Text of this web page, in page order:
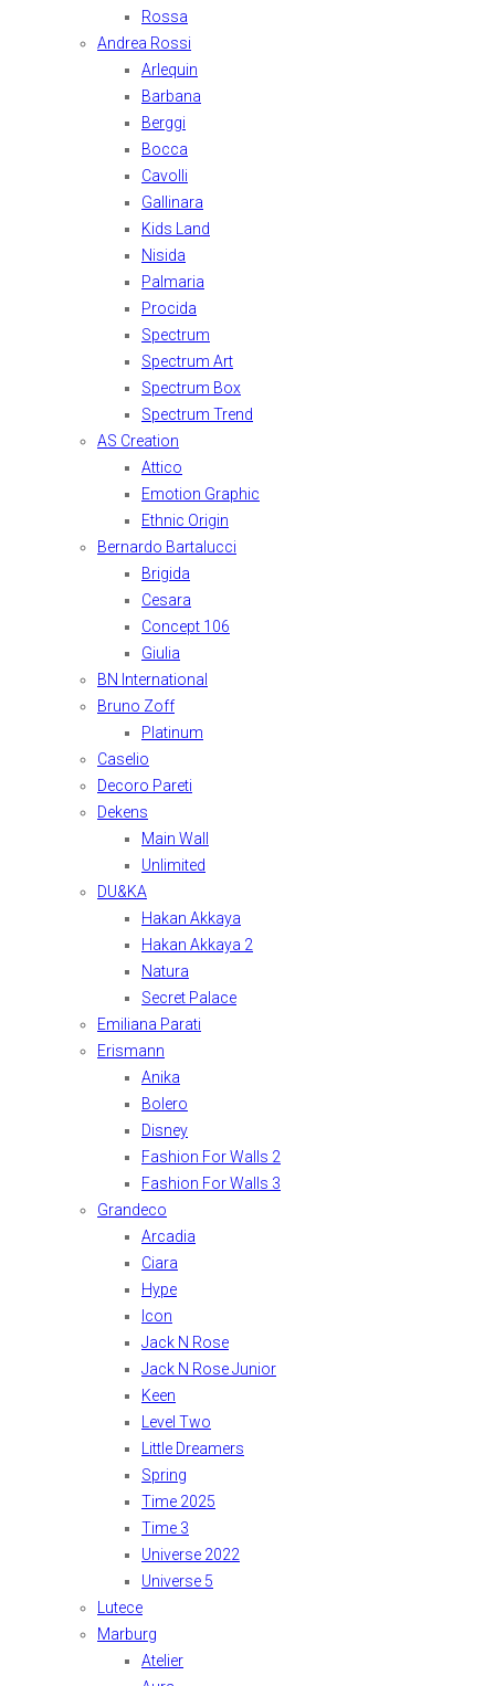
Rossa
Andrea Rossi
Arlequin
Barbana
Berggi
Bocca
Cavolli
Gallinara
Kids Land
Nisida
Palmaria
Procida
Spectrum
Spectrum Art
Spectrum Box
Spectrum Trend
AS Creation
Attico
Emotion Graphic
Ethnic Origin
Bernardo Bartalucci
Brigida
Cesara
Concept 106
Giulia
BN International
Bruno Zoff
Platinum
Caselio
Decoro Pareti
Dekens
Main Wall
Unlimited
DU&KA
Hakan Akkaya
Hakan Akkaya 2
Natura
Secret Palace
Emiliana Parati
Erismann
Anika
Bolero
Disney
Fashion For Walls 2
Fashion For Walls 3
Grandeco
Arcadia
Ciara
Hype
Icon
Jack N Rose
Jack N Rose Junior
Keen
Level Two
Little Dreamers
Spring
Time 2025
Time 3
Universe 2022
Universe 5
Lutece
Marburg
Atelier